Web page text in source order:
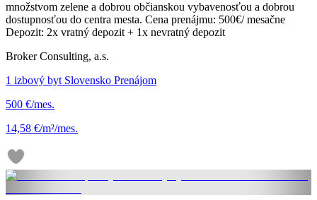
množstvom zelene a dobrou občianskou vybavenosťou a dobrou
dostupnosťou do centra mesta. Cena prenájmu: 500€/ mesačne
Depozit: 2x vratný depozit + 1x nevratný depozit
Broker Consulting, a.s.
1 izbový byt Slovensko Prenájom
500 €/mes.
14,58 €/m²/mes.